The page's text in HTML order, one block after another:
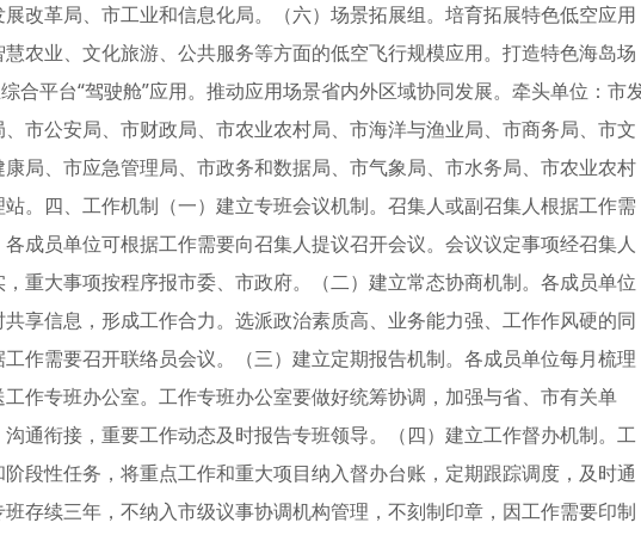
改革局、市工业和信息化局。（六）场景拓展组。培育拓展特色低空应用
农业、文化旅游、公共服务等方面的低空飞行规模应用。打造特色海岛场
合平台“驾驶舱”应用。推动应用场景省内外区域协同发展。牵头单位：市
市公安局、市财政局、市农业农村局、市海洋与渔业局、市商务局、市文
局、市应急管理局、市政务和数据局、市气象局、市水务局、市农业农村
。四、工作机制（一）建立专班会议机制。召集人或副召集人根据工作需
成员单位可根据工作需要向召集人提议召开会议。会议议定事项经召集人
重大事项按程序报市委、市政府。（二）建立常态协商机制。各成员单位
享信息，形成工作合力。选派政治素质高、业务能力强、工作作风硬的同
作需要召开联络员会议。（三）建立定期报告机制。各成员单位每月梳理
作专班办公室。工作专班办公室要做好统筹协调，加强与省、市有关单
通衔接，重要工作动态及时报告专班领导。（四）建立工作督办机制。工
段性任务，将重点工作和重大项目纳入督办台账，定期跟踪调度，及时通
存续三年，不纳入市级议事协调机构管理，不刻制印章，因工作需要印制